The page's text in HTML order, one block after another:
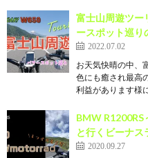
富士山周遊ツー
ースポット巡り
2022.07.02
お天気快晴の中、
色にも癒され最高
利益があります様
BMW
と行くビーナス
2020.09.27